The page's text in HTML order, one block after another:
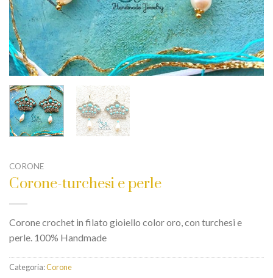
CORONE
Corone-turchesi e perle
Corone crochet in filato gioiello color oro, con turchesi e
perle. 100% Handmade
Categoria:Corone